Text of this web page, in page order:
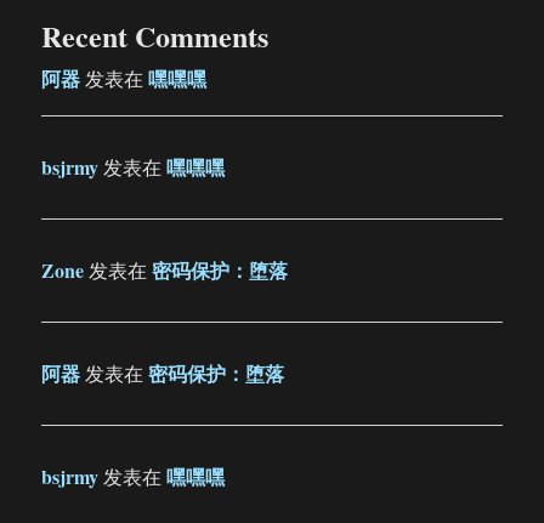
Recent Comments
阿器发表在嘿嘿嘿
bsjrmy发表在嘿嘿嘿
Zone发表在密码保护：堕落
阿器发表在密码保护：堕落
bsjrmy发表在嘿嘿嘿